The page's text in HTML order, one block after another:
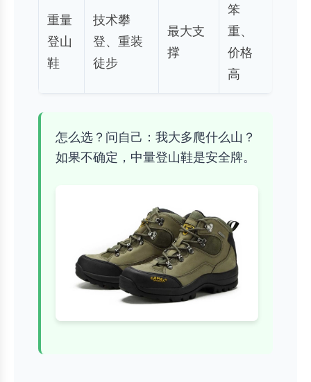
重量
登山
鞋
技术攀
登、重装
徒步
最大支
撑
笨
重、
价格
高
怎么选？问自己：我大多爬什么山？
如果不确定，中量登山鞋是安全牌。